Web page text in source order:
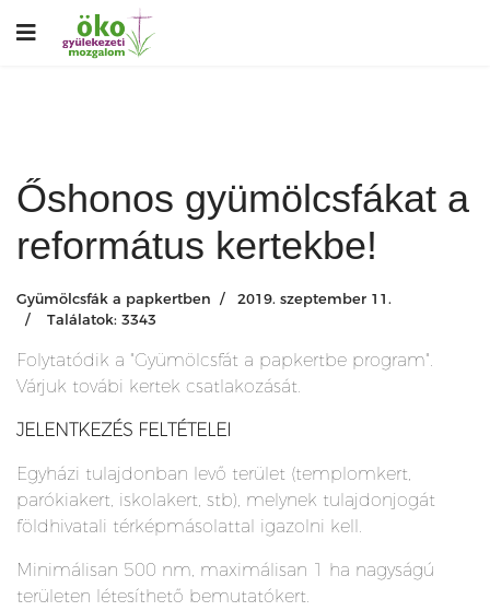
Őshonos gyümölcsfákat a
református kertekbe!
Gyümölcsfák a papkertben
2019. szeptember 11.
Találatok: 3343
Folytatódik a "Gyümölcsfát a papkertbe program".
Várjuk továbi kertek csatlakozását.
JELENTKEZÉS FELTÉTELEI
Egyházi tulajdonban levő terület (templomkert,
parókiakert, iskolakert, stb), melynek tulajdonjogát
földhivatali térképmásolattal igazolni kell.
Minimálisan 500 nm, maximálisan 1 ha nagyságú
területen létesíthető bemutatókert.